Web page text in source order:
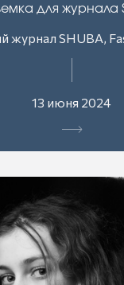
для журнала
SHUBA,
13 июня 2024